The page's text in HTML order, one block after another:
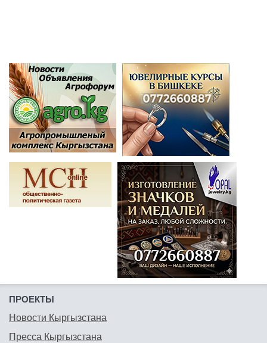
ПРОЕКТЫ
Новости Кыргызстана
Пресса Кыргызстана